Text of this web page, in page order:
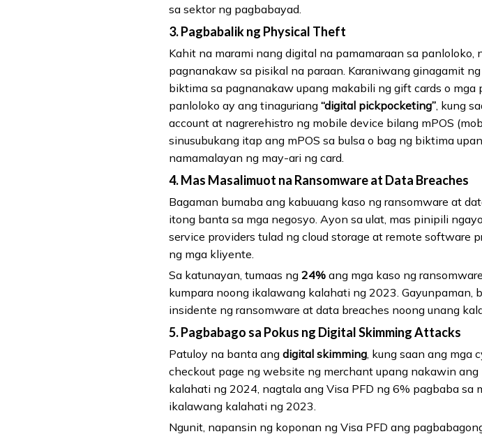
sa sektor ng pagbabayad.
3. Pagbabalik ng Physical Theft
Kahit na marami nang digital na pamamaraan sa panloloko,
pagnanakaw sa pisikal na paraan. Karaniwang ginagamit
biktima sa pagnanakaw upang makabili ng gift cards o
panloloko ay ang tinaguriang “digital pickpocketing”, kung
account at nagrerehistro ng mobile device bilang mPOS
sinusubukang itap ang mPOS sa bulsa o bag ng biktima
namamalayan ng may-ari ng card.
4. Mas Masalimuot na Ransomware at Data Breaches
Bagaman bumaba ang kabuuang kaso ng ransomware at
itong banta sa mga negosyo. Ayon sa ulat, mas pinipili
service providers tulad ng cloud storage at remote software
ng mga kliyente.
Sa katunayan, tumaas ng 24% ang mga kaso ng
kumpara noong ikalawang kalahati ng 2023. Gayunpaman,
insidente ng ransomware at data breaches noong unang
5. Pagbabago sa Pokus ng Digital Skimming Attacks
Patuloy na banta ang digital skimming, kung saan ang mga
checkout page ng website ng merchant upang nakawin
kalahati ng 2024, nagtala ang Visa PFD ng 6% pagbaba sa
ikalawang kalahati ng 2023.
Ngunit, napansin ng koponan ng Visa PFD ang